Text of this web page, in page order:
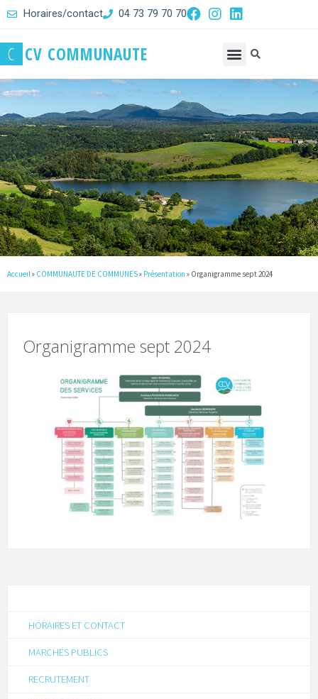
Horaires/contact 04 73 79 70 70
C CV COMMUNAUTE
Accueil » COMMUNAUTE DE COMMUNES» Présentation » Organigramme sept 2024
Organigramme sept 2024
HORAIRES ET CONTACT
MARCHÉS PUBLICS
RECRUTEMENT